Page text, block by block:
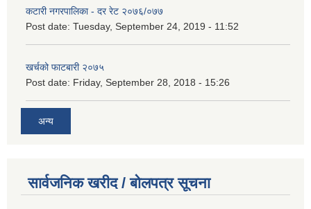
कटारी नगरपालिका - दर रेट २०७६/०७७
Post date: Tuesday, September 24, 2019 - 11:52
खर्चको फाटबारी २०७५
Post date: Friday, September 28, 2018 - 15:26
अन्य
सार्वजनिक खरीद / बोलपत्र सूचना